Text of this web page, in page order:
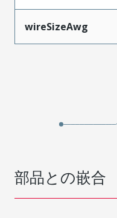
wireSizeAwg
部品との嵌合